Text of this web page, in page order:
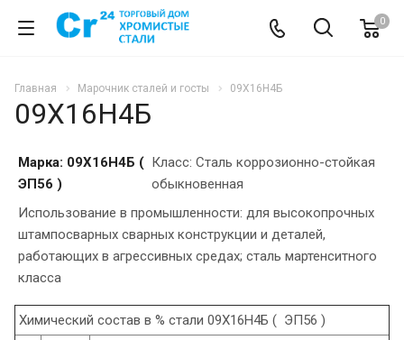
0
Главная Марочник сталей и госты 09Х16Н4Б
09Х16Н4Б
Марка: 09Х16Н4Б (
ЭП56 )
Класс: Сталь коррозионно-стойкая
обыкновенная
Использование в промышленности: для высокопрочных
штампосварных сварных конструкции и деталей,
работающих в агрессивных средах; сталь мартенситного
класса
Химический состав в % стали 09Х16Н4Б ( ЭП56 )